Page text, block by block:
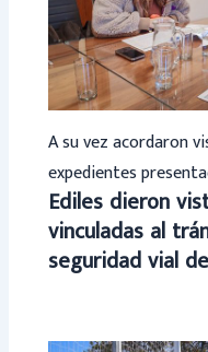
A su vez acordaron
expedientes
Ediles dieron
vinculadas al
seguridad vial